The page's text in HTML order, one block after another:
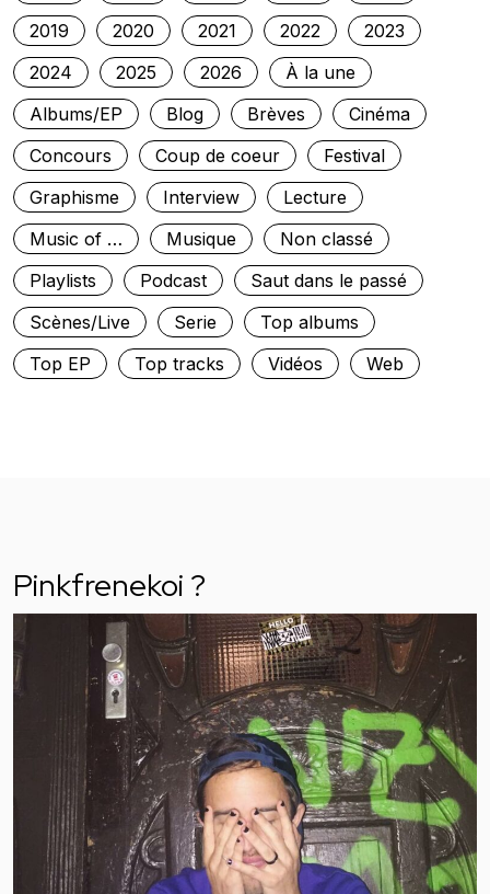
2019
2020 2021 2022
2023
2024
2025 2026
À la une
Albums/EP
Blog Brèves
Cinéma
Concours
Coup de coeur
Festival
Graphisme
Interview
Lecture
Music of …
Musique
Non classé
Playlists
Podcast
Saut dans le passé
Scènes/Live
Serie
Top albums
Top EP
Top tracks Vidéos Web
Pinkfrenekoi ?